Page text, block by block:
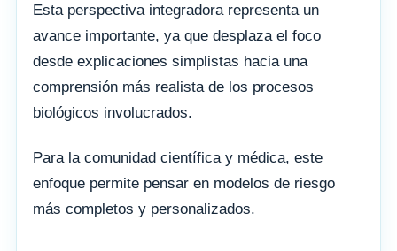
Esta perspectiva integradora representa un
avance importante, ya que desplaza el foco
desde explicaciones simplistas hacia una
comprensión más realista de los procesos
biológicos involucrados.
Para la comunidad científica y médica, este
enfoque permite pensar en modelos de riesgo
más completos y personalizados.